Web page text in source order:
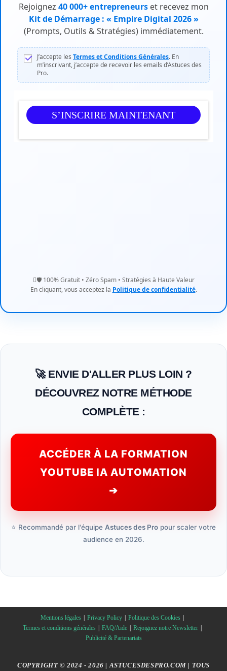
Rejoignez 40 000+ entrepreneurset recevez mon
Kit de Démarrage : « Empire Digital 2026 »
(Prompts, Outils & Stratégies) immédiatement.
J’accepte les Termes et Conditions Générales. En
m’inscrivant, j’accepte de recevoir les emails d’Astuces des
Pro.
🛡️100% Gratuit • Zéro Spam • Stratégies à Haute Valeur
En cliquant, vous acceptez la Politique de confidentialité.
🚀 ENVIE D'ALLER PLUS LOIN ?
DÉCOUVREZ NOTRE MÉTHODE
COMPLÈTE :
ACCÉDER À LA FORMATION
YOUTUBE IA AUTOMATION
➔
⭐ Recommandé par l'équipe Astuces des Pro pour scaler votre
audience en 2026.
Mentions légales Privacy Policy
Politique des Cookies
Termes et conditions générales
FAQ/Aide
Rejoignez notre Newsletter
Publicité & Partenariats
COPYRIGHT © 2024 - 2026 | ASTUCESDESPRO.COM | TOUS